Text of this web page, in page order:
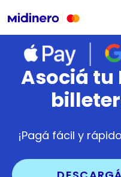
Asociá tu
¡Pagá fácil y